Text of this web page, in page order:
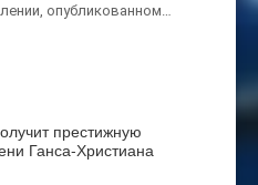
опубликованном…
престижную
Ганса-Христиана